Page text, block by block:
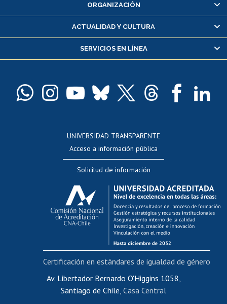
Consulta y certificado de notas
Servicio médico y dental
Pago de arancel y crédito alumnos
Docentes
Evaluación docente
Calificación académica
Postulación al AUCAI
Funcionarias/os
Cursos internos de capacitación
Bienestar del personal
Portal de movilidad interna
Certificado de renta
Certificado de renta honorarios
ORGANIZACIÓN
ACTUALIDAD Y CULTURA
SERVICIOS EN LÍNEA
UNIVERSIDAD TRANSPARENTE
Acceso a información pública
Solicitud de información
Av. Libertador Bernardo O'Higgins 1058,
Santiago de Chile, Casa Central
Certificación en estándares de igualdad de género